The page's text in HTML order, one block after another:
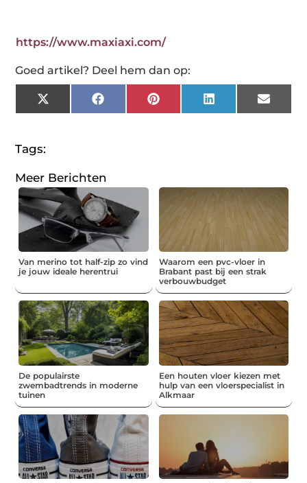
https://www.maxiaxi.com/
Goed artikel? Deel hem dan op:
X
(Twitter)
FacebookPinterestLinkedInEmail
Tags:
Meer Berichten
Van merino tot half-zip zo vind
je jouw ideale herentrui
Waarom een pvc-vloer in
Brabant past bij een strak
verbouwbudget
De populairste
zwembadtrends in moderne
tuinen
Een houten vloer kiezen met
hulp van een vloerspecialist in
Alkmaar